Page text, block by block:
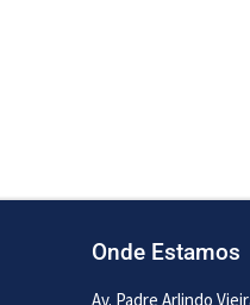
Onde Estamos
Av. Padre Arlindo